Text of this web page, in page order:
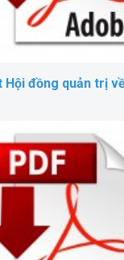
Hội đồng quản trị